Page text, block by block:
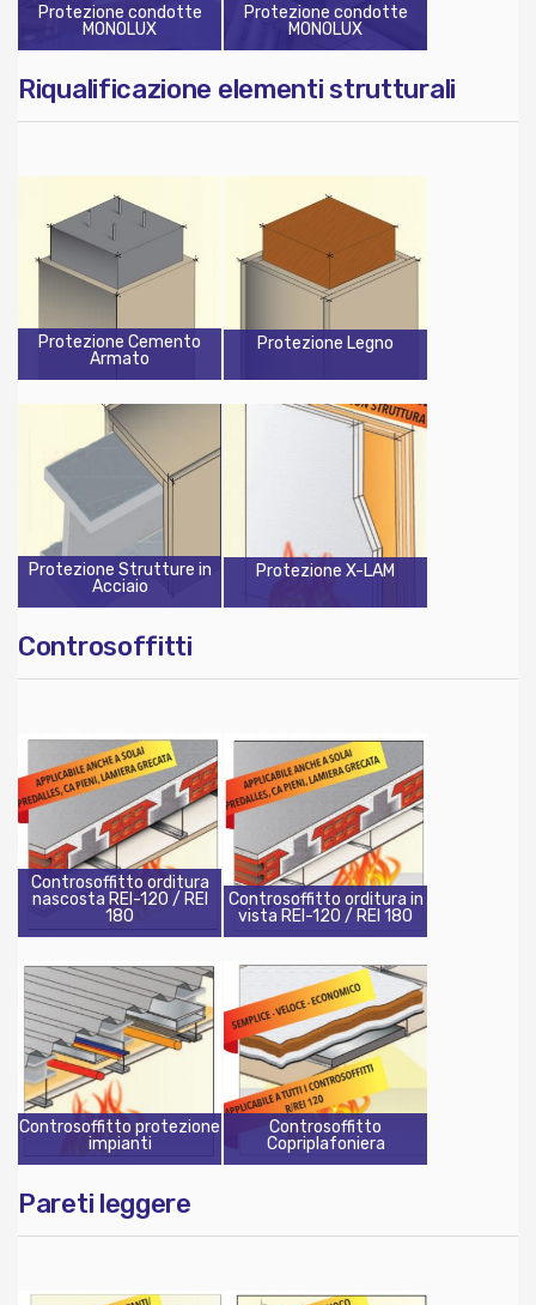
Protezione condotte
MONOLUX
Protezione condotte
MONOLUX
Riqualificazione elementi strutturali
Protezione Cemento
Armato
Protezione Legno
Protezione Strutture in
Acciaio
Protezione X-LAM
Controsoffitti
Controsoffitto orditura
nascosta REI-120 / REI
180
Controsoffitto orditura in
vista REI-120 / REI 180
Controsoffitto protezione
impianti
Controsoffitto
Copriplafoniera
Pareti leggere